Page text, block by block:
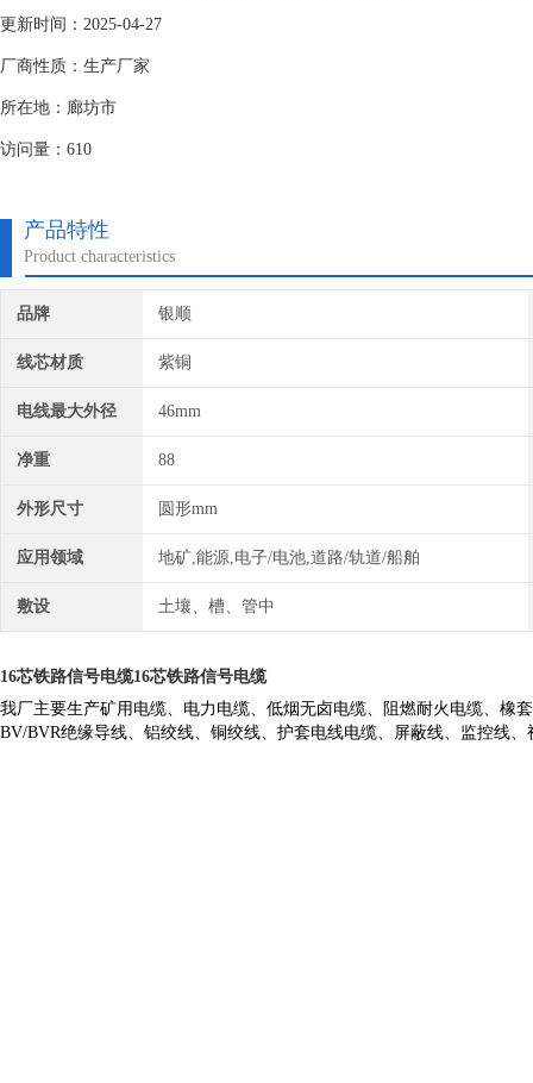
更新时间：2025-04-27
厂商性质：生产厂家
所在地：廊坊市
访问量：610
产品特性
Product characteristics
品牌 银顺
线芯材质 紫铜
电线最大外径 46mm
净重 88
外形尺寸 圆形mm
应用领域 地矿,能源,电子/电池,道路/轨道/船舶
敷设 土壤、槽、管中
16芯铁路信号电缆16芯铁路信号电缆
我厂主要生产矿用电缆、电力电缆、低烟无卤电缆、阻燃耐火电缆、橡
BV/BVR绝缘导线、铝绞线、铜绞线、护套电线电缆、屏蔽线、监控线